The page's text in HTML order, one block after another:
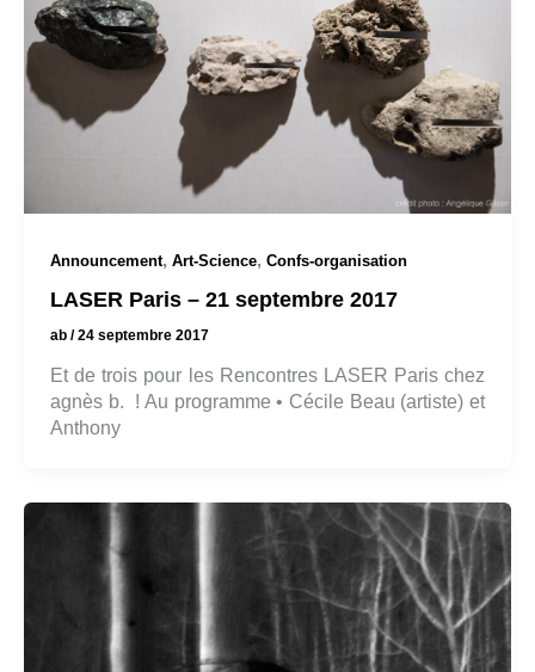
Announcement, Art-Science, Confs-organisation
LASER Paris – 21 septembre 2017
ab /24 septembre 2017
Et de trois pour les Rencontres LASER Paris chez
agnès b. ! Au programme • Cécile Beau (artiste) et
Anthony